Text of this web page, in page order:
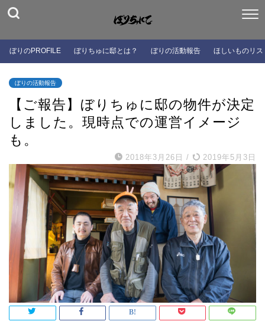
ぼりのPROFILE ぼりちゅに邸とは？ ぼりの活動報告 ほしいものリス
ぼりの活動報告
【ご報告】ぼりちゅに邸の物件が決定
しました。現時点での運営イメージ
も。
2018年3月26日 / 2019年5月3日